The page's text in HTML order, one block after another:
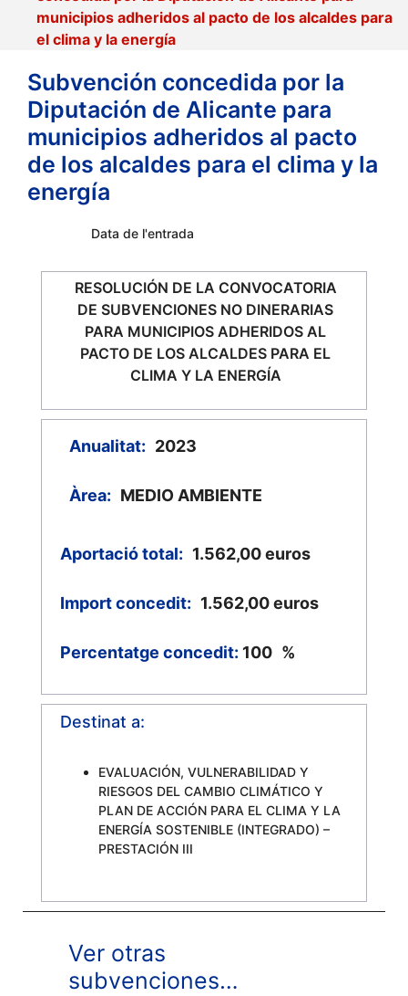
municipios adheridos al pacto de los alcaldes para
el clima y la energía
Subvención concedida por la
Diputación de Alicante para
municipios adheridos al pacto
de los alcaldes para el clima y la
energía
Data de l'entrada
RESOLUCIÓN DE LA CONVOCATORIA
DE SUBVENCIONES NO DINERARIAS
PARA MUNICIPIOS ADHERIDOS AL
PACTO DE LOS ALCALDES PARA EL
CLIMA Y LA ENERGÍA
Anualitat: 2023
Àrea: MEDIO AMBIENTE
Aportació total: 1.562,00 euros
Import concedit: 1.562,00 euros
Percentatge concedit: 100 %
Destinat a:
EVALUACIÓN, VULNERABILIDAD Y
RIESGOS DEL CAMBIO CLIMÁTICO Y
PLAN DE ACCIÓN PARA EL CLIMA Y LA
ENERGÍA SOSTENIBLE (INTEGRADO) –
PRESTACIÓN III
Ver otras
subvenciones…